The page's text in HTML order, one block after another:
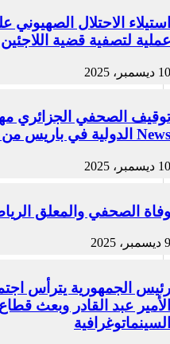
استيلاء الاحتلال
عملية لتصفية قضية اللاجئين
10 ديسمبر، 2025
News الدولية في باريس من قبل الشرطة الفرنسية
10 ديسمبر، 2025
وفاة الصحفي والمعلق
9 ديسمبر، 2025
رئيس الجمهورية يترأس
الأمير عبد القادر وبعث
السينماتوغرافية